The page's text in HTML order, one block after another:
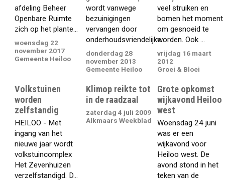
afdeling Beheer
Openbare Ruimte
zich op het plante...
woensdag 22
november 2017
Gemeente Heiloo
wordt vanwege
bezuinigingen
vervangen door
onderhoudsvriendelijke...
donderdag 28
november 2013
Gemeente Heiloo
veel struiken en
bomen het moment
om gesnoeid te
worden. Ook ...
vrijdag 16 maart
2012
Groei & Bloei
Volkstuinen
worden
zelfstandig
HEILOO - Met
ingang van het
nieuwe jaar wordt
volkstuincomplex
Het Zevenhuizen
verzelfstandigd. D...
Klimop reikte tot
in de raadzaal
zaterdag 4 juli 2009
Alkmaars Weekblad
Grote opkomst
wijkavond Heiloo
west
Woensdag 24 juni
was er een
wijkavond voor
Heiloo west. De
avond stond in het
teken van de